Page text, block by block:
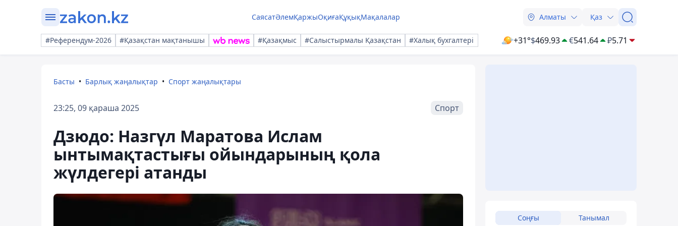
СаясатӘлемҚаржыОқиғаҚұқықМақалалар Алматы Қаз
#Референдум-2026 #Қазақстан мақтанышы #Қазақмыс #Салыстырмалы Қазақстан #Халық бухгалтері +31°$469.93 €541.64 ₽5.71
Басты Барлық жаңалықтар Спорт жаңалықтары
23:25, 09 қараша 2025 Спорт
Дзюдо: Назгүл Маратова Ислам
ынтымақтастығы ойындарының қола
жүлдегері атанды
Соңғы Танымал